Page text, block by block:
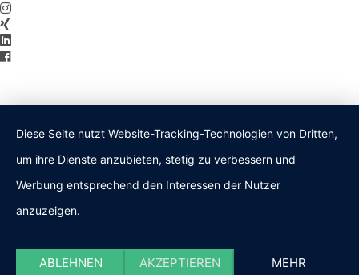
Diese Seite nutzt Website-Tracking-Technologien von Dritten,
um ihre Dienste anzubieten, stetig zu verbessern und
Werbung entsprechend den Interessen der Nutzer
anzuzeigen.
ABLEHNEN AKZEPTIEREN MEHR